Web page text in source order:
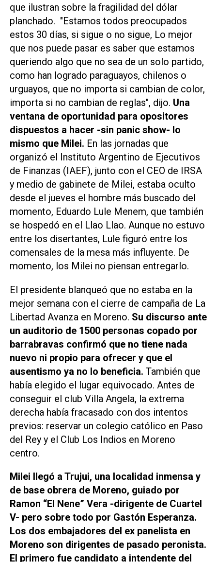
que ilustran sobre la fragilidad del dólar
planchado. "Estamos todos preocupados
estos 30 días, si sigue o no sigue, Lo mejor
que nos puede pasar es saber que estamos
queriendo algo que no sea de un solo partido,
como han logrado paraguayos, chilenos o
urguayos, que no importa si cambian de color,
importa si no cambian de reglas", dijo. Una
ventana de oportunidad para opositores
dispuestos a hacer -sin panic show- lo
mismo que Milei. En las jornadas que
organizó el Instituto Argentino de Ejecutivos
de Finanzas (IAEF), junto con el CEO de IRSA
y medio de gabinete de Milei, estaba oculto
desde el jueves el hombre más buscado del
momento, Eduardo Lule Menem, que también
se hospedó en el Llao Llao. Aunque no estuvo
entre los disertantes, Lule figuró entre los
comensales de la mesa más influyente. De
momento, los Milei no piensan entregarlo.
El presidente blanqueó que no estaba en la
mejor semana con el cierre de campaña de La
Libertad Avanza en Moreno. Su discurso ante
un auditorio de 1500 personas copado por
barrabravas confirmó que no tiene nada
nuevo ni propio para ofrecer y que el
ausentismo ya no lo beneficia. También que
había elegido el lugar equivocado. Antes de
conseguir el club Villa Angela, la extrema
derecha había fracasado con dos intentos
previos: reservar un colegio católico en Paso
del Rey y el Club Los Indios en Moreno
centro.
Milei llegó a Trujui, una localidad inmensa y
de base obrera de Moreno, guiado por
Ramon “El Nene” Vera -dirigente de Cuartel
V- pero sobre todo por Gastón Esperanza.
Los dos embajadores del ex panelista en
Moreno son dirigentes de pasado peronista.
El primero fue candidato a intendente del